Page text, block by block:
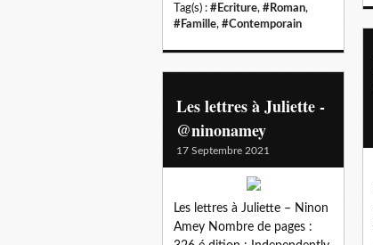
Tag(s) : #Ecriture, #Roman,
#Famille, #Contemporain
Les lettres à Juliette -
@ninonamey
17 Septembre 2021
Les lettres à Juliette – Ninon
Amey Nombre de pages :